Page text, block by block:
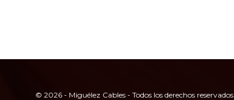
© 2026 - Miguélez Cables - Todos los derechos reservados